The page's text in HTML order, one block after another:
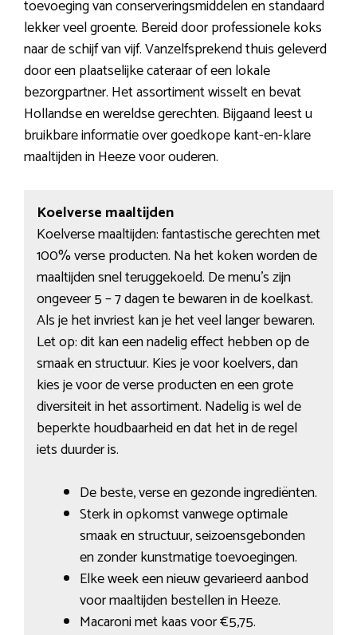
toevoeging van conserveringsmiddelen en standaard
lekker veel groente. Bereid door professionele koks
naar de schijf van vijf. Vanzelfsprekend thuis geleverd
door een plaatselijke cateraar of een lokale
bezorgpartner. Het assortiment wisselt en bevat
Hollandse en wereldse gerechten. Bijgaand leest u
bruikbare informatie over goedkope kant-en-klare
maaltijden in Heeze voor ouderen.
Koelverse maaltijden
Koelverse maaltijden: fantastische gerechten met
100% verse producten. Na het koken worden de
maaltijden snel teruggekoeld. De menu’s zijn
ongeveer 5 – 7 dagen te bewaren in de koelkast.
Als je het invriest kan je het veel langer bewaren.
Let op: dit kan een nadelig effect hebben op de
smaak en structuur. Kies je voor koelvers, dan
kies je voor de verse producten en een grote
diversiteit in het assortiment. Nadelig is wel de
beperkte houdbaarheid en dat het in de regel
iets duurder is.
De beste, verse en gezonde ingrediënten.
Sterk in opkomst vanwege optimale
smaak en structuur, seizoensgebonden
en zonder kunstmatige toevoegingen.
Elke week een nieuw gevarieerd aanbod
voor maaltijden bestellen in Heeze.
Macaroni met kaas voor €5,75.